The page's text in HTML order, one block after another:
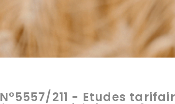
211 - Etudes